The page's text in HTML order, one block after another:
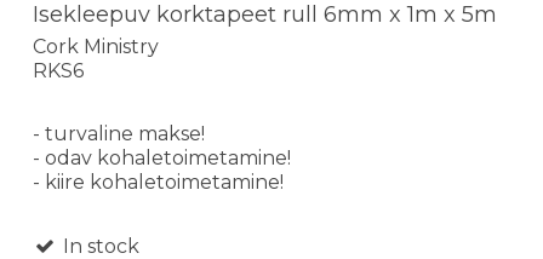
Isekleepuv korktapeet rull 6mm x 1m x 5m
Cork Ministry
RKS6
- turvaline makse!
- odav kohaletoimetamine!
- kiire kohaletoimetamine!
In stock